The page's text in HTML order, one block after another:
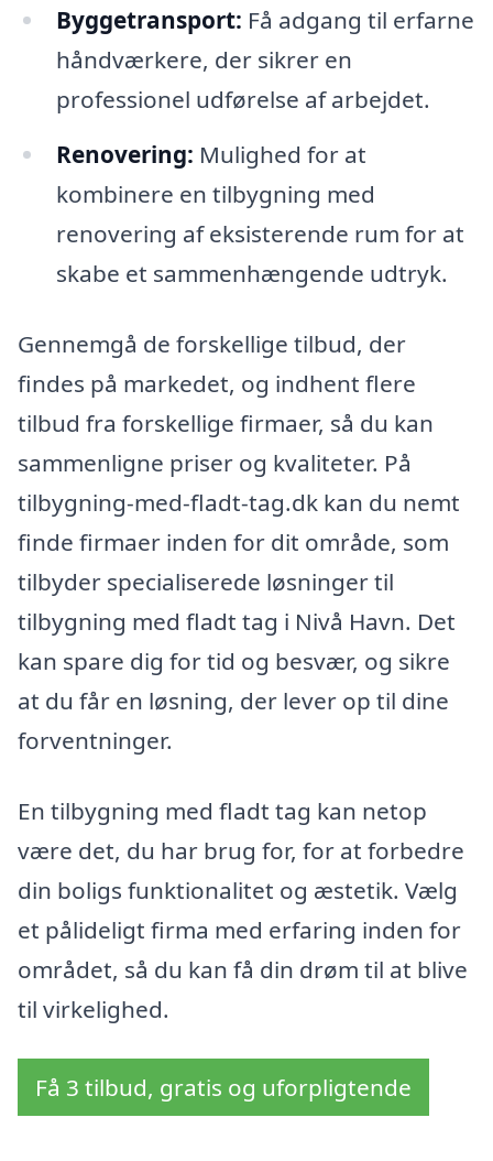
Byggetransport: Få adgang til erfarne
håndværkere, der sikrer en
professionel udførelse af arbejdet.
Renovering: Mulighed for at
kombinere en tilbygning med
renovering af eksisterende rum for at
skabe et sammenhængende udtryk.
Gennemgå de forskellige tilbud, der
findes på markedet, og indhent flere
tilbud fra forskellige firmaer, så du kan
sammenligne priser og kvaliteter. På
tilbygning-med-fladt-tag.dk kan du nemt
finde firmaer inden for dit område, som
tilbyder specialiserede løsninger til
tilbygning med fladt tag i Nivå Havn. Det
kan spare dig for tid og besvær, og sikre
at du får en løsning, der lever op til dine
forventninger.
En tilbygning med fladt tag kan netop
være det, du har brug for, for at forbedre
din boligs funktionalitet og æstetik. Vælg
et pålideligt firma med erfaring inden for
området, så du kan få din drøm til at blive
til virkelighed.
Få 3 tilbud, gratis og uforpligtende